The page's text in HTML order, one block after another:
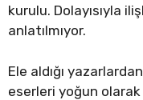
kurulu. Dolayısıyla
anlatılmıyor.
Ele aldığı
eserleri yoğun